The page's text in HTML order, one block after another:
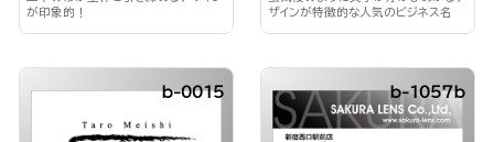
が印象的！
ザインが特徴的な人気のビジネス名
b-0015 b-1057b